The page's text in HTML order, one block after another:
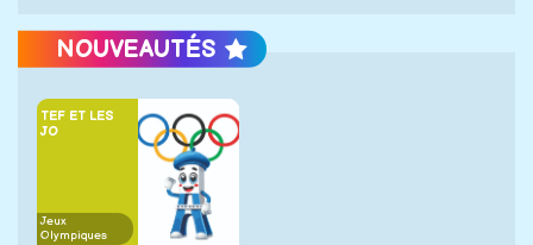
NOUVEAUTÉS
TEF ET LES
JO
Jeux
Olympiques